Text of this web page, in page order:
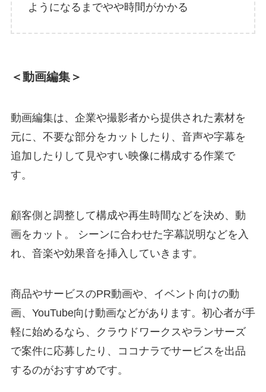
ようになるまでやや時間がかかる
＜動画編集＞
動画編集は、企業や撮影者から提供された素材を
元に、不要な部分をカットしたり、音声や字幕を
追加したりして見やすい映像に構成する作業で
す。
顧客側と調整して構成や再生時間などを決め、動
画をカット。 シーンに合わせた字幕説明などを入
れ、音楽や効果音を挿入していきます。
商品やサービスのPR動画や、イベント向けの動
画、YouTube向け動画などがあります。初心者が手
軽に始めるなら、クラウドワークスやランサーズ
で案件に応募したり、ココナラでサービスを出品
するのがおすすめです。